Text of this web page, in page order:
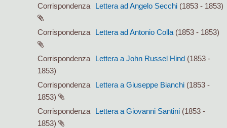
Corrispondenza Lettera ad Angelo Secchi (1853 - 1853)
Corrispondenza Lettera ad Antonio Colla (1853 - 1853)
Corrispondenza Lettera a John Russel Hind (1853 -
1853)
Corrispondenza
Lettera a Giuseppe Bianchi (1853 -
1853)
Corrispondenza
Lettera a Giovanni Santini (1853 -
1853)